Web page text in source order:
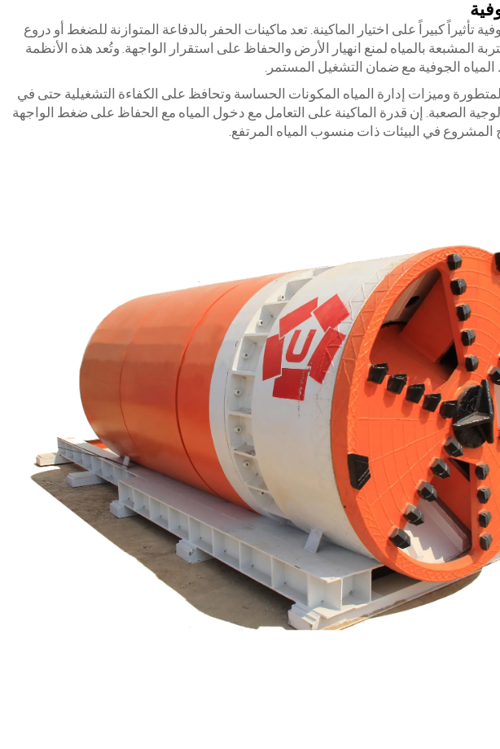
تأثيراً كبيراً على اختيار الماكينة. تعد ماكينات الحفر بالدفاعة المتوازنة للضغط أو دروع
المشبعة بالمياه لمنع انهيار الأرض والحفاظ على استقرار الواجهة. وتُعد هذه الأنظمة
الجوفية مع ضمان التشغيل المستمر.
وميزات إدارة المياه المكونات الحساسة وتحافظ على الكفاءة التشغيلية حتى في
الصعبة. إن قدرة الماكينة على التعامل مع دخول المياه مع الحفاظ على ضغط الواجهة
المشروع في البيئات ذات منسوب المياه المرتفع.